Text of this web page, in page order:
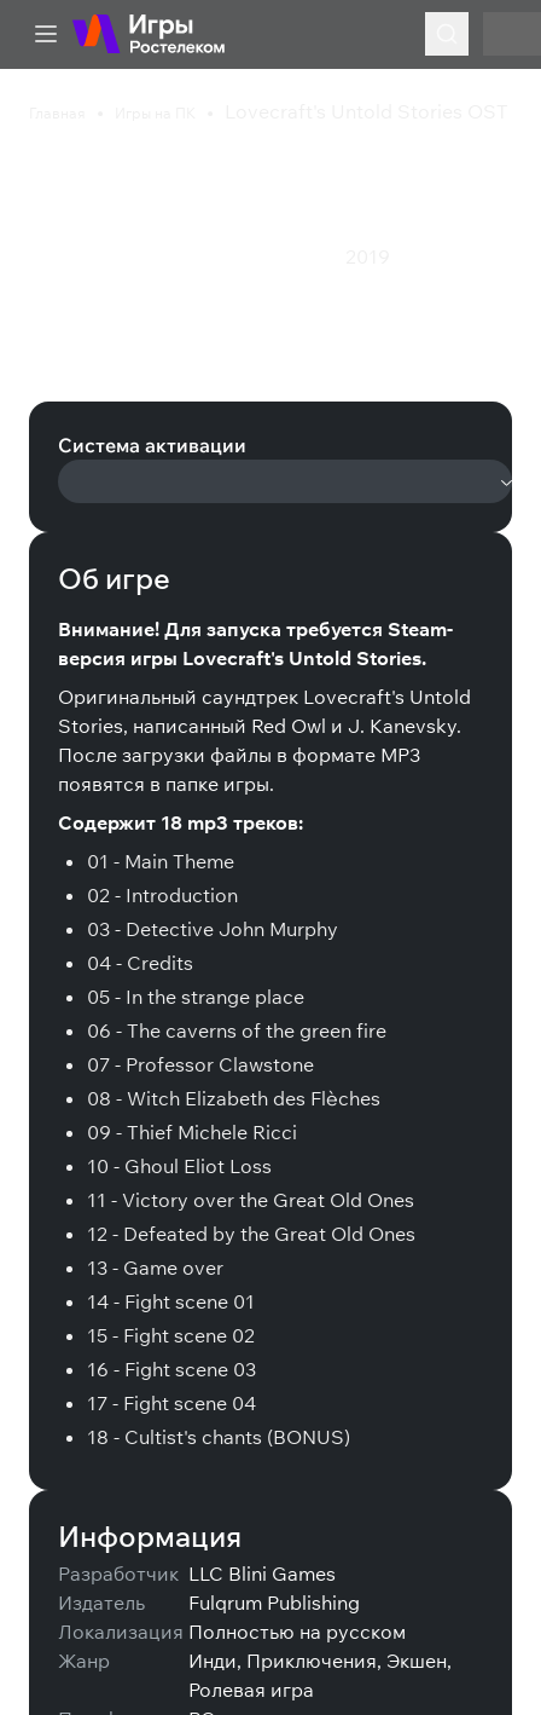
Система активации
Об игре
Внимание! Для запуска требуется Steam-
версия игры Lovecraft's Untold Stories.
Оригинальный саундтрек Lovecraft's Untold
Stories, написанный Red Owl и J. Kanevsky.
После загрузки файлы в формате MP3
появятся в папке игры.
Содержит 18 mp3 треков:
01 - Main Theme
02 - Introduction
03 - Detective John Murphy
04 - Credits
05 - In the strange place
06 - The caverns of the green fire
07 - Professor Clawstone
08 - Witch Elizabeth des Flèches
09 - Thief Michele Ricci
10 - Ghoul Eliot Loss
11 - Victory over the Great Old Ones
12 - Defeated by the Great Old Ones
13 - Game over
14 - Fight scene 01
15 - Fight scene 02
16 - Fight scene 03
17 - Fight scene 04
18 - Cultist's chants (BONUS)
Информация
Разработчик LLC Blini Games
Издатель
Fulqrum Publishing
Локализация Полностью на русском
Жанр
Инди, Приключения, Экшен,
Ролевая игра